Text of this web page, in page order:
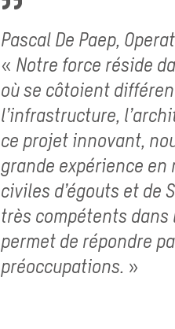
Pascal De Paep,
« Notre force réside
où se côtoient
l’infrastructure,
ce projet innovant,
grande expérience
civiles d’égouts et de
très compétents dans
permet de répondre
préoccupations. »